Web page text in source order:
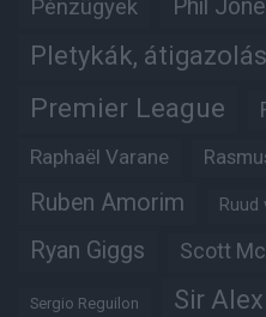
Pénzügyek Phil
Pletykák,
Premier League
Raphaël Varane
Ruben Amorim Ruud
Ryan Giggs Scott
Sergio Reguilon Sir